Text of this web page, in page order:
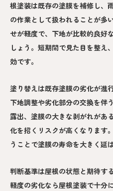
根塗装は既存の塗膜を補修し、
の作業として扱われることが多
せが軽度で、下地が比較的良好
しょう。短期間で見た目を整え
効です。
塗り替えは既存塗膜の劣化が進
下地調整や劣化部分の交換を伴
露出、塗膜の大きな剥がれがあ
化を招くリスクが高くなります
うことで塗膜の寿命を大きく延
判断基準は屋根の状態と期待す
軽度の劣化なら屋根塗装で十分